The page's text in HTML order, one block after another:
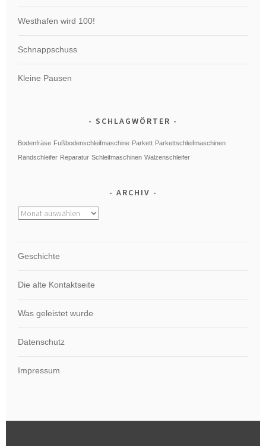
Westhafen wird 100!
Schnappschuss
Kleine Pausen
SCHLAGWÖRTER
Bodenfräse Fußbodenschleifmaschine Parkett Parkettschleifmaschinen
Randschleifer Reparatur Schleifmaschinen Walzenschleifer
ARCHIV
Archiv
Geschichte
Die alte Kontaktseite
Was geleistet wurde
Datenschutz
Impressum